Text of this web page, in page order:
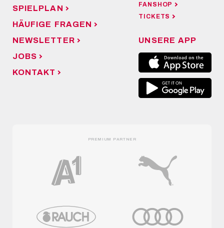
SPIELPLAN
HÄUFIGE FRAGEN
NEWSLETTER
JOBS
KONTAKT
FANSHOP
TICKETS
UNSERE APP
PREMIUM PARTNER